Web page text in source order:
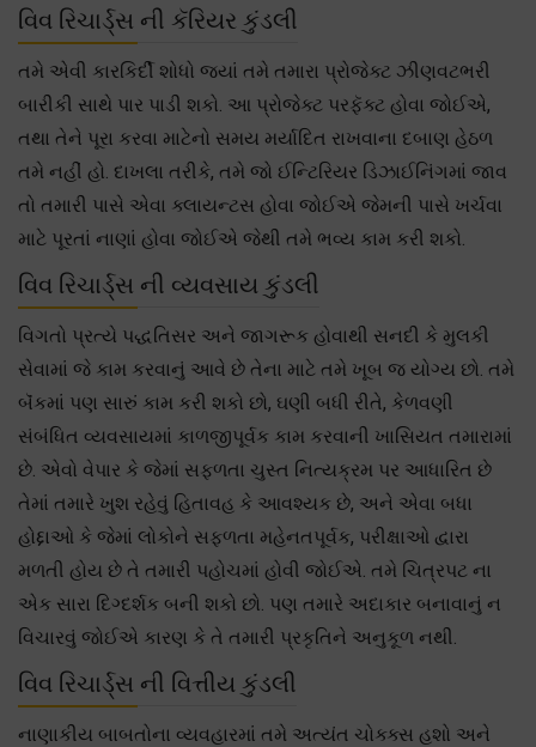
વિવ રિચાર્ડ્સ ની કૅરિયર કુંડલી
તમે એવી કારકિર્દી શોધો જ્યાં તમે તમારા પ્રોજેક્ટ ઝીણવટભરી
બારીકી સાથે પાર પાડી શકો. આ પ્રોજેક્ટ પરફૅક્ટ હોવા જોઈએ,
તથા તેને પૂરા કરવા માટેનો સમય મર્યાદિત રાખવાના દબાણ હેઠળ
તમે નહીં હો. દાખલા તરીકે, તમે જો ઈન્ટિરિયર ડિઝાઈનિંગમાં જાવ
તો તમારી પાસે એવા ક્લાયન્ટસ હોવા જોઈએ જેમની પાસે ખર્ચવા
માટે પૂરતાં નાણાં હોવા જોઈએ જેથી તમે ભવ્ય કામ કરી શકો.
વિવ રિચાર્ડ્સ ની વ્યવસાય કુંડલી
વિગતો પ્રત્યે પદ્ધતિસર અને જાગરૂક હોવાથી સનદી કે મુલકી
સેવામાં જે કામ કરવાનું આવે છે તેના માટે તમે ખૂબ જ યોગ્ય છો. તમે
બૅંકમાં પણ સારું કામ કરી શકો છો, ઘણી બધી રીતે, કેળવણી
સંબંધિત વ્યવસાયમાં કાળજીપૂર્વક કામ કરવાની ખાસિયત તમારામાં
છે. એવો વેપાર કે જેમાં સફળતા ચુસ્ત નિત્યક્રમ પર આધારિત છે
તેમાં તમારે ખુશ રહેવું હિતાવહ કે આવશ્યક છે, અને એવા બધા
હોદ્દાઓ કે જેમાં લોકોને સફળતા મહેનતપૂર્વક, પરીક્ષાઓ દ્વારા
મળતી હોય છે તે તમારી પહોચમાં હોવી જોઈએ. તમે ચિત્રપટ ના
એક સારા દિગ્દર્શક બની શકો છો. પણ તમારે અદાકાર બનાવાનું ન
વિચારવું જોઈએ કારણ કે તે તમારી પ્રકૃતિને અનુકૂળ નથી.
વિવ રિચાર્ડ્સ ની વિત્તીય કુંડલી
નાણાકીય બાબતોના વ્યવહારમાં તમે અત્યંત ચોક્ક્સ હશો અને